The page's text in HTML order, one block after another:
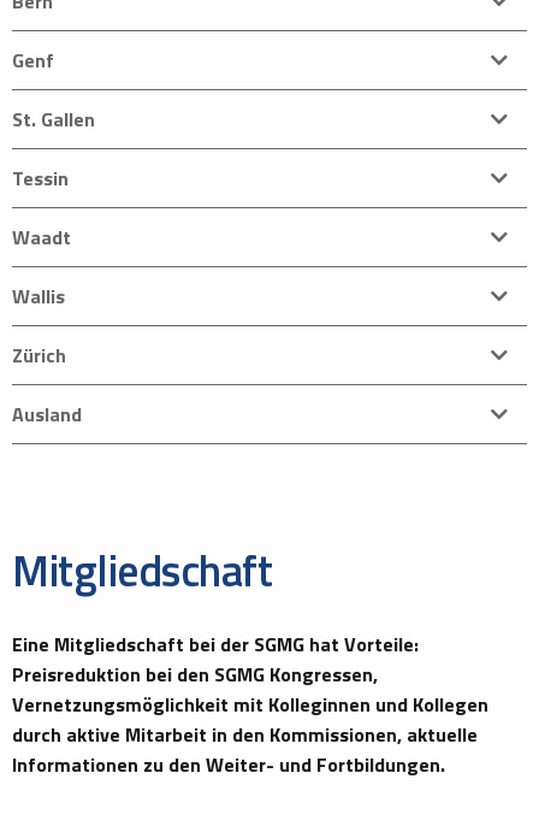
Genf
St. Gallen
Tessin
Waadt
Wallis
Zürich
Ausland
Mitgliedschaft
Eine Mitgliedschaft bei der SGMG hat Vorteile:
Preisreduktion bei den SGMG Kongressen,
Vernetzungsmöglichkeit mit Kolleginnen und Kollegen
durch aktive Mitarbeit in den Kommissionen, aktuelle
Informationen zu den Weiter- und Fortbildungen.